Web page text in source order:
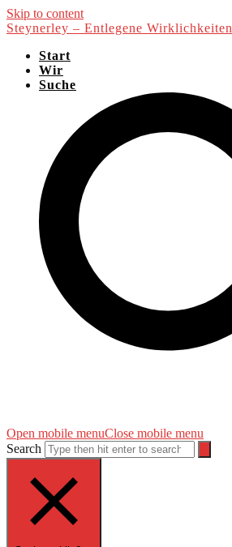
Skip to content
Steynerley – Entlegene Wirklichkeiten
Start
Wir
Suche
Open mobile menuClose mobile menu
Search